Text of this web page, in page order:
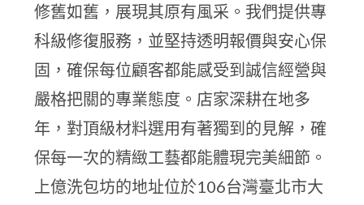
修舊如舊，展現其原有風采。我們提供專
科級修復服務，並堅持透明報價與安心保
固，確保每位顧客都能感受到誠信經營與
嚴格把關的專業態度。店家深耕在地多
年，對頂級材料選用有著獨到的見解，確
保每一次的精緻工藝都能體現完美細節。
上億洗包坊的地址位於106台灣臺北市大